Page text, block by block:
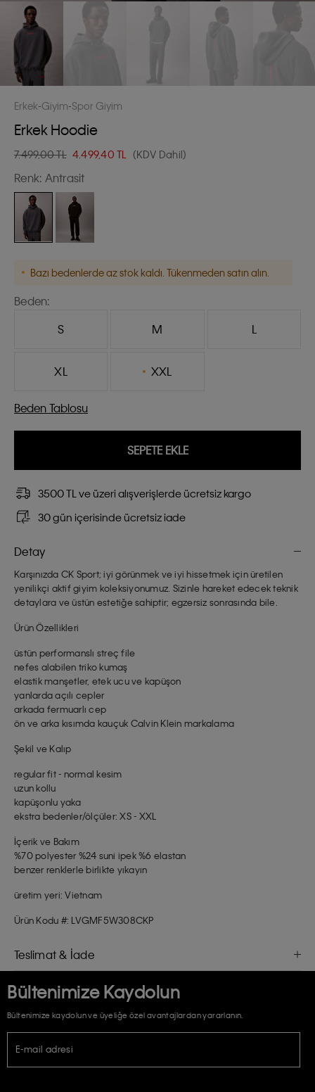
Erkek Giyim Spor Giyim
Erkek Hoodie
7.499,00 TL 4.499,40 TL (KDV Dahil)
Renk: Antrasit
Bazı bedenlerde az stok kaldı. Tükenmeden satın alın.
Beden:
S
M L
XL XXL
Beden Tablosu
SEPETE EKLE
3500 TL ve üzeri alışverişlerde ücretsiz kargo
30 gün içerisinde ücretsiz iade
Detay
Karşınızda CK Sport; iyi görünmek ve iyi hissetmek için üretilen
yenilikçi aktif giyim koleksiyonumuz. Sizinle hareket edecek teknik
detaylara ve üstün estetiğe sahiptir; egzersiz sonrasında bile.
Ürün Özellikleri
üstün performanslı streç file
nefes alabilen triko kumaş
elastik manşetler, etek ucu ve kapüşon
yanlarda açılı cepler
arkada fermuarlı cep
ön ve arka kısımda kauçuk Calvin Klein markalama
Şekil ve Kalıp
regular fit - normal kesim
uzun kollu
kapüşonlu yaka
ekstra bedenler/ölçüler: XS - XXL
İçerik ve Bakım
%70 polyester %24 suni ipek %6 elastan
benzer renklerle birlikte yıkayın
üretim yeri: Vietnam
Ürün Kodu #: LVGMF5W308CKP
Teslimat & İade
Bültenimize Kaydolun
Bültenimize kaydolun ve üyeliğe özel avantajlardan yararlanın.
E-mail adresi